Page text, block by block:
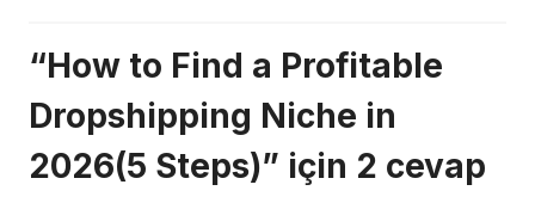
“How to Find a Profitable
Dropshipping Niche in
2026(5 Steps)” için 2 cevap